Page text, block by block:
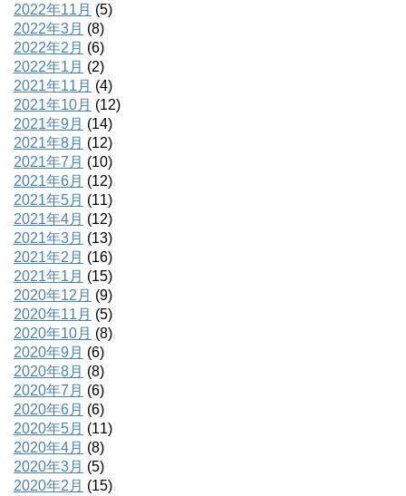
2022年11月 (5)
2022年3月 (8)
2022年2月 (6)
2022年1月 (2)
2021年11月 (4)
2021年10月 (12)
2021年9月 (14)
2021年8月 (12)
2021年7月 (10)
2021年6月 (12)
2021年5月 (11)
2021年4月 (12)
2021年3月 (13)
2021年2月 (16)
2021年1月 (15)
2020年12月 (9)
2020年11月 (5)
2020年10月 (8)
2020年9月 (6)
2020年8月 (8)
2020年7月 (6)
2020年6月 (6)
2020年5月 (11)
2020年4月 (8)
2020年3月 (5)
2020年2月 (15)